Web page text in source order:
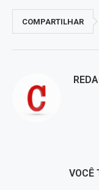
COMPARTILHAR
VOCÊ